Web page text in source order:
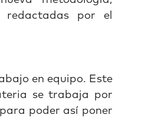
redactadas por el
en equipo. Este
se trabaja por
poder así poner